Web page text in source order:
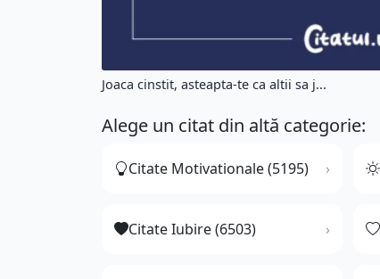
Joaca cinstit, asteapta-te ca altii sa j...
Alege un citat din altă categorie:
Citate Motivationale (5195)
Citate Iubire (6503)